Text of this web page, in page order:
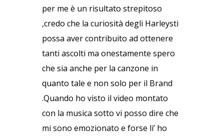
per me è un risultato strepitoso
,credo che la curiosità degli Harleysti
possa aver contribuito ad ottenere
tanti ascolti ma onestamente spero
che sia anche per la canzone in
quanto tale e non solo per il Brand
.Quando ho visto il video montato
con la musica sotto vi posso dire che
mi sono emozionato e forse li’ ho